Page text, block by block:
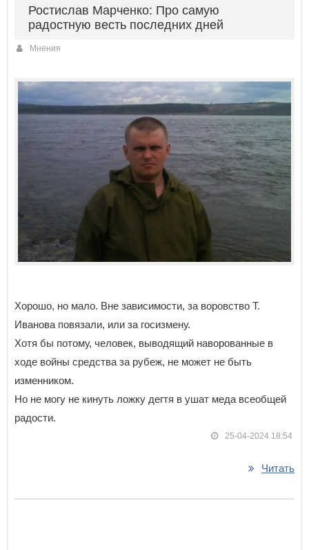
Ростислав Марченко: Про самую
радостную весть последних дней
Мнения
Хорошо, но мало. Вне зависимости, за воровство Т.
Иванова повязали, или за госизмену.
Хотя бы потому, человек, выводящий наворованные в
ходе войны средства за рубеж, не может не быть
изменником.
Но не могу не кинуть ложку дегтя в ушат меда всеобщей
радости.
25-04-2024 18:54
Читать